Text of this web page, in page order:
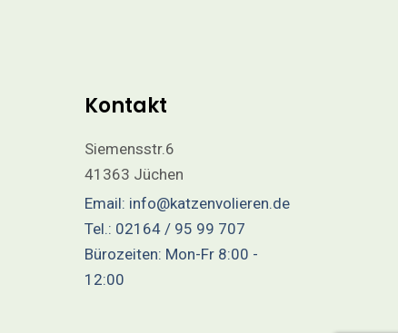
Kontakt
Siemensstr.6
41363 Jüchen
Email: info@katzenvolieren.de
Tel.: 02164 / 95 99 707
Bürozeiten: Mon-Fr 8:00 -
12:00